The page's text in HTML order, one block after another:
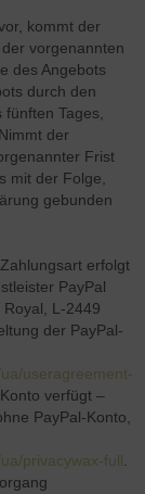
kommt der
vorgenannten
des Angebots
durch den
fünften Tages,
der
Frist
mit der Folge,
gebunden
erfolgt
PayPal
L-2449
der PayPal-
useragreement-
verfügt –
PayPal-Konto,
privacywax-full.